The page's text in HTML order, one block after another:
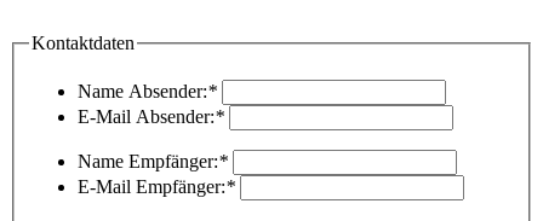
Kontaktdaten
Name Absender:*
E-Mail Absender:*
Name Empfänger:*
E-Mail Empfänger:*